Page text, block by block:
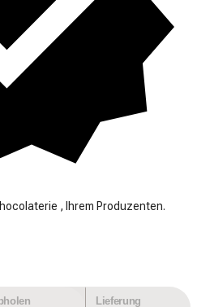
, Ihrem Produzenten.
Lieferung